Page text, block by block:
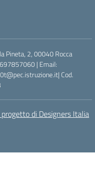
Pineta, 2, 00040 Rocca
| Email:
Cod.
progetto di Designers Italia